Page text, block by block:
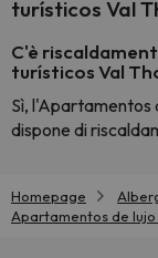
turísticos Val
C'è
turísticos Val
Sì, l'Apartamentos
dispone di
Homepage
Apartamentos de lujo